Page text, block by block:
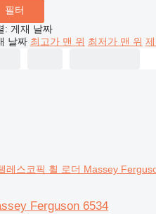
필터
: 게재 날짜
날짜 최고가 맨 위 최저가 맨 위
Ferguson 6534